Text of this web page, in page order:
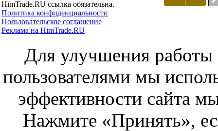
HimTrade.RU ссылка обязательна.
Политика конфиденциальности
Пользовательское соглашение
Реклама на HimTrade.RU
Для улучшения работы
пользователями мы
эффективности сайта
Нажмите «Принять»,